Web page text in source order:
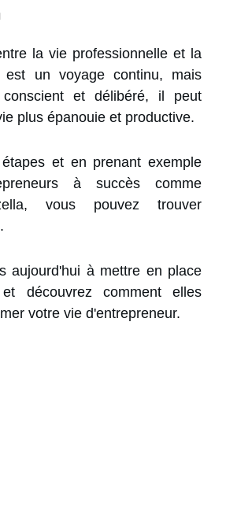
la vie professionnelle et la
est un voyage continu, mais
et délibéré, il peut
plus épanouie et productive.
et en prenant exemple
à succès comme
vous pouvez trouver
aujourd'hui à mettre en place
découvrez comment elles
votre vie d'entrepreneur.